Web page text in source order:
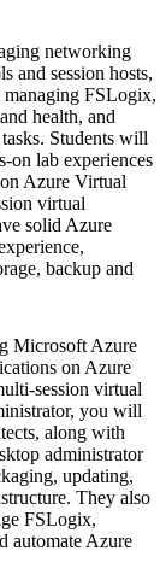
networking
and session hosts,
managing FSLogix,
health, and
Students will
on lab experiences
Azure Virtual
virtual
solid Azure
backup and
Microsoft Azure
on Azure
session virtual
you will
along with
administrator
updating,
They also
FSLogix,
automate Azure